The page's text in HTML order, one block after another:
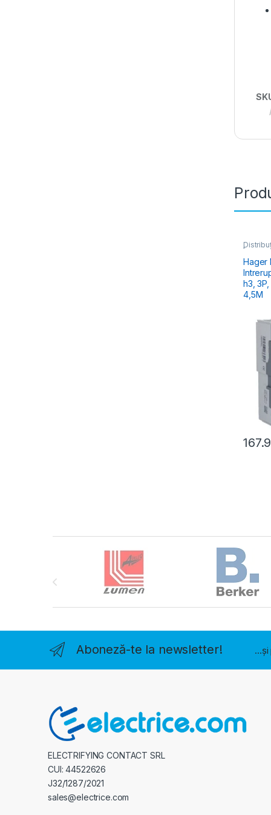
Hager
h3, 3P, 16A, 18kA, compact,
4,5M
Brands Carousel
Aboneză-te la newsletter!
ELECTRIFYING CONTACT SRL
CUI: 44522626
J32/1287/2021
sales@electrice.com